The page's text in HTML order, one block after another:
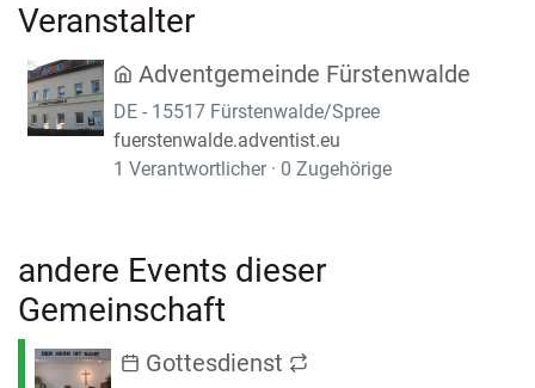
Veranstalter
Adventgemeinde Fürstenwalde
DE - 15517 Fürstenwalde/Spree
fuerstenwalde.adventist.eu
1 Verantwortlicher · 0 Zugehörige
andere Events dieser
Gemeinschaft
Gottesdienst